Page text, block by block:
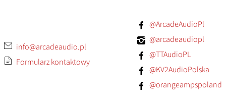
info@arcadeaudio.pl
Formularz kontaktowy
@ArcadeAudioPl
@arcadeaudiopl
@TTAudioPL
@KV2AudioPolska
@orangeampspoland